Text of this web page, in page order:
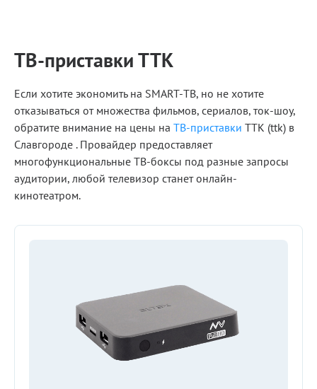
ТВ-приставки ТТК
Если хотите экономить на SMART-ТВ, но не хотите
отказываться от множества фильмов, сериалов, ток-шоу,
обратите внимание на цены на ТВ-приставки ТТК (ttk) в
Славгороде . Провайдер предоставляет
многофункциональные ТВ-боксы под разные запросы
аудитории, любой телевизор станет онлайн-
кинотеатром.